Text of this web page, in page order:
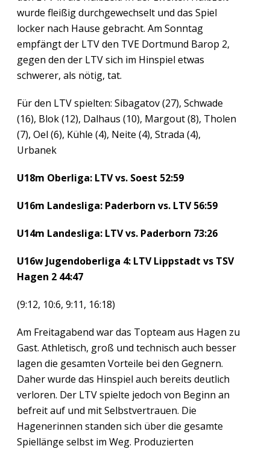
wurde fleißig durchgewechselt und das Spiel
locker nach Hause gebracht. Am Sonntag
empfängt der LTV den TVE Dortmund Barop 2,
gegen den der LTV sich im Hinspiel etwas
schwerer, als nötig, tat.
Für den LTV spielten: Sibagatov (27), Schwade
(16), Blok (12), Dalhaus (10), Margout (8), Tholen
(7), Oel (6), Kühle (4), Neite (4), Strada (4),
Urbanek
U18m Oberliga: LTV vs. Soest 52:59
U16m Landesliga: Paderborn vs. LTV 56:59
U14m Landesliga: LTV vs. Paderborn 73:26
U16w Jugendoberliga 4: LTV Lippstadt vs TSV
Hagen 2 44:47
(9:12, 10:6, 9:11, 16:18)
Am Freitagabend war das Topteam aus Hagen zu
Gast. Athletisch, groß und technisch auch besser
lagen die gesamten Vorteile bei den Gegnern.
Daher wurde das Hinspiel auch bereits deutlich
verloren. Der LTV spielte jedoch von Beginn an
befreit auf und mit Selbstvertrauen. Die
Hagenerinnen standen sich über die gesamte
Spiellänge selbst im Weg. Produzierten